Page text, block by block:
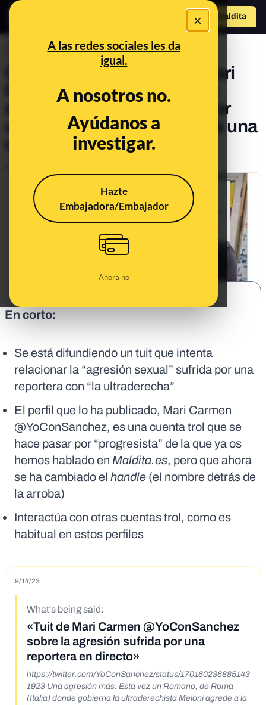
×
A las redes sociales les da
igual.
A nosotros no.
Ayúdanos a
investigar.
Hazte
Embajadora/Embajador
Ahora no
Hazte Maldito
Cuidado con este tuit de Mari
Carmen (‘YoConSanchez’)
sobre la agresión sufrida por
una reportera en directo: es una
cuenta trol
En corto:
Se está difundiendo un tuit que intenta
relacionar la “agresión sexual” sufrida por una
reportera con “la ultraderecha”
El perfil que lo ha publicado, Mari Carmen
@YoConSanchez, es una cuenta trol que se
hace pasar por “progresista” de la que ya os
hemos hablado en Maldita.es, pero que ahora
se ha cambiado el handle (el nombre detrás de
la arroba)
Interactúa con otras cuentas trol, como es
habitual en estos perfiles
9/14/23
What's being said:
«Tuit de Mari Carmen @YoConSanchez
sobre la agresión sufrida por una
reportera en directo»
https://twitter.com/YoConSanchez/status/170160236885143
1923 Una agresión más. Esta vez un Romano, de Roma
(Italia) donde gobierna la ultraderechista Meloni agrede a la